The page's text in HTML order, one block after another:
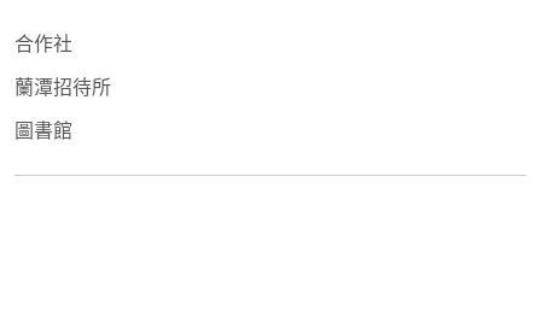
合作社
蘭潭招待所
圖書館